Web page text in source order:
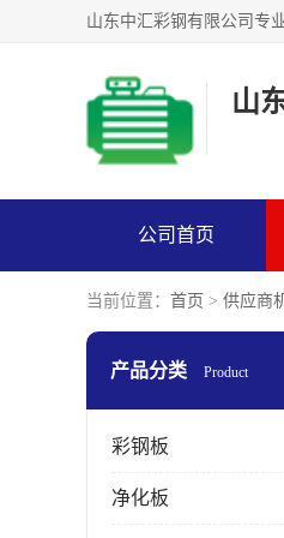
山
公司首页
当前位置： 首页 > 供应商
产品分类 Product
彩钢板
净化板